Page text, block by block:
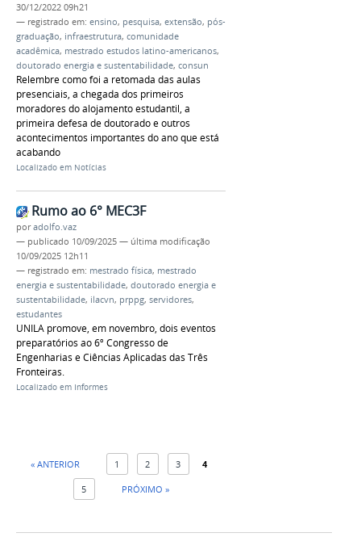
30/12/2022 09h21
— registrado em: ensino, pesquisa, extensão, pós-
graduação, infraestrutura, comunidade
acadêmica, mestrado estudos latino-americanos,
doutorado energia e sustentabilidade, consun
Relembre como foi a retomada das aulas
presenciais, a chegada dos primeiros
moradores do alojamento estudantil, a
primeira defesa de doutorado e outros
acontecimentos importantes do ano que está
acabando
Localizado em Notícias
Rumo ao 6° MEC3F
poradolfo.vaz
— publicado 10/09/2025 — última modificação
10/09/2025 12h11
— registrado em: mestrado física, mestrado
energia e sustentabilidade, doutorado energia e
sustentabilidade, ilacvn, prppg, servidores,
estudantes
UNILA promove, em novembro, dois eventos
preparatórios ao 6º Congresso de
Engenharias e Ciências Aplicadas das Três
Fronteiras.
Localizado em Informes
« ANTERIOR 1 2 3 4
5 PRÓXIMO »